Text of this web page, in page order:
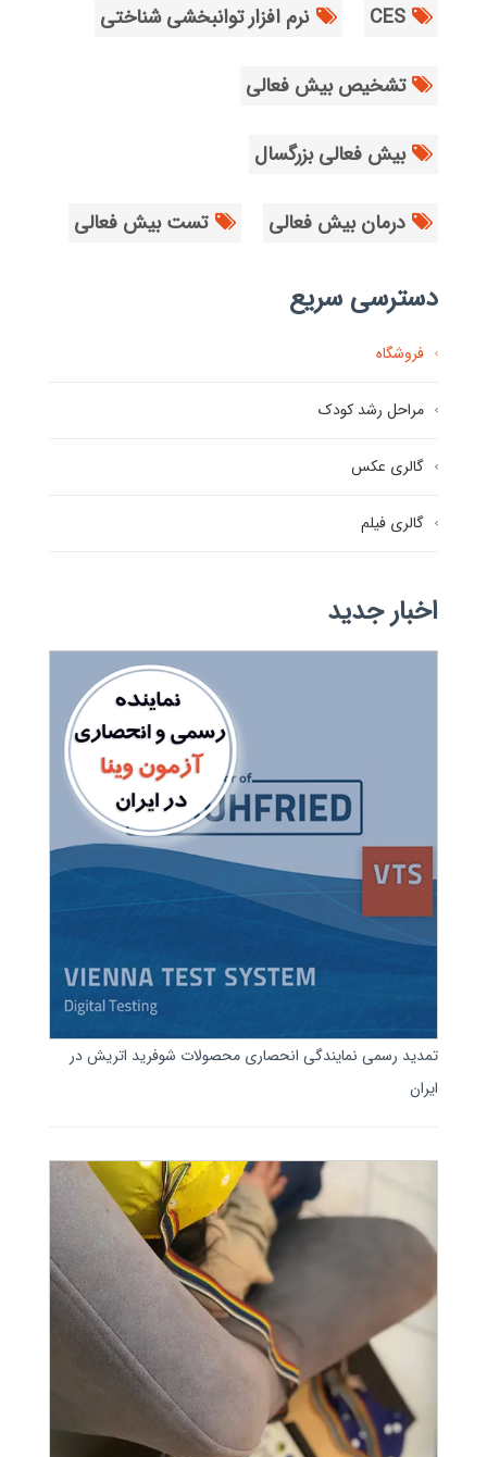
CES نرم افزار توانبخشی شناختی
تشخیص بیش فعالی
بیش فعالی بزرگسال
درمان بیش فعالی تست بیش فعالی
دسترسی سریع
فروشگاه
مراحل رشد کودک
گالری عکس
گالری فیلم
اخبار جدید
تمدید رسمی نمایندگی انحصاری محصولات شوفرید اتریش در
ایران